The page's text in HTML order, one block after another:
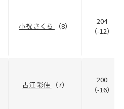
小祝 さくら （8）
204
（-12）
古江 彩佳 （7）
200
（-16）